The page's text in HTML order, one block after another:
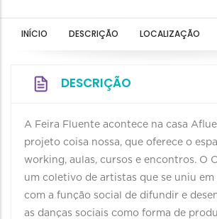
INÍCIO DESCRIÇÃO LOCALIZAÇÃO
DESCRIÇÃO
A Feira Fluente acontece na casa
projeto coisa nossa, que oferece o
working, aulas, cursos e encontros. O
um coletivo de artistas que se uniu
com a função social de difundir e
as danças sociais como forma de